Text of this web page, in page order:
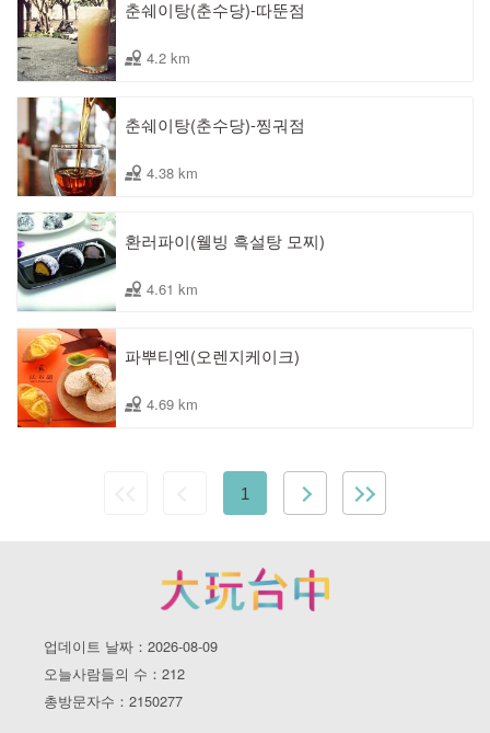
춘쉐이탕(춘수당)-따뚠점
4.2 km
춘쉐이탕(춘수당)-찡궈점
4.38 km
환러파이(웰빙 흑설탕 모찌)
4.61 km
파뿌티엔(오렌지케이크)
4.69 km
1
업데이트 날짜：2026-08-09
오늘사람들의 수：212
총방문자수：2150277